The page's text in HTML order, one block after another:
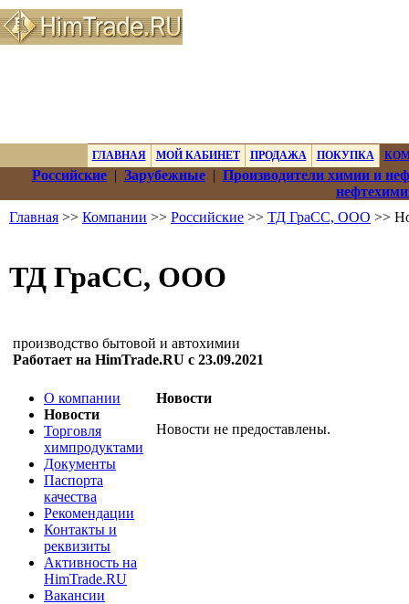
ГЛАВНАЯ МОЙ КАБИНЕТ ПРОДАЖА ПОКУПКА
Российские| Зарубежные| Производители химии и
Главная >> Компании >> Российские >> ТД ГраСС, ООО >>
ТД ГраСС, ООО
производство бытовой и автохимии
Работает на HimTrade.RU с 23.09.2021
О компании
Новости
Торговля
химпродуктами
Документы
Паспорта
качества
Рекомендации
Контакты и
реквизиты
Активность на
HimTrade.RU
Вакансии
Новости
Новости не предоставлены.